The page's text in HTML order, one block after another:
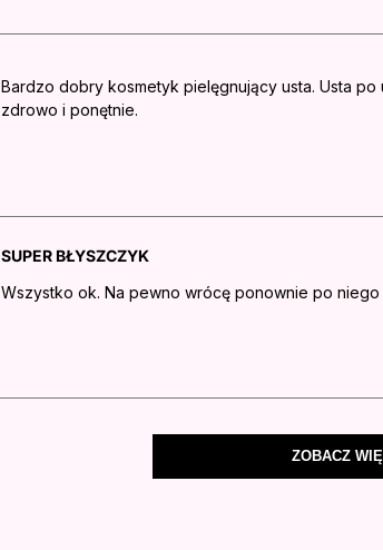
Bardzo dobry kosmetyk pielęgnujący usta. Usta
zdrowo i ponętnie.
SUPER BŁYSZCZYK
Wszystko ok. Na pewno wrócę ponownie po niego
ZOBACZ